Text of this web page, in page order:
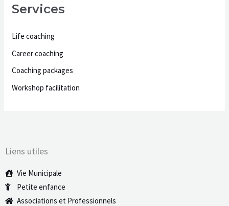
Services
Life coaching
Career coaching
Coaching packages
Workshop facilitation
Liens utiles
Vie Municipale
Petite enfance
Associations et Professionnels